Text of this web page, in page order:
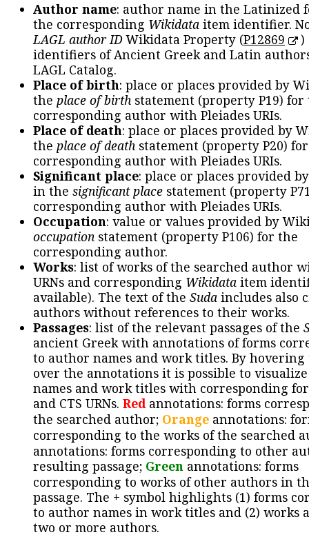
Author name: author name in the Latinized
the corresponding Wikidata item identifier.
LAGL author IDWikidata Property (P12869
)
identifiers of Ancient Greek and Latin
LAGL Catalog.
Place of birth: place or places provided by
the place of birth statement (property P19) for
corresponding author with Pleiades URIs.
Place of death: place or places provided by
the place of death statement (property P20)
corresponding author with Pleiades URIs.
Significant place: place or places provided
in the significant place statement (property
corresponding author with Pleiades URIs.
Occupation: value or values provided by
occupation statement (property P106) for the
corresponding author.
Works: list of works of the searched author
URNs and corresponding Wikidata item
available). The text of the Suda includes also
authors without references to their works.
Passages: list of the relevant passages of the
ancient Greek with annotations of forms
to author names and work titles. By hovering
over the annotations it is possible to
names and work titles with corresponding
and CTS URNs. Redannotations: forms
the searched author; Orange annotations:
corresponding to the works of the searched
annotations: forms corresponding to other
resulting passage; Green annotations: forms
corresponding to works of other authors in
passage. The + symbol highlights (1) forms
to author names in work titles and (2) works
two or more authors.